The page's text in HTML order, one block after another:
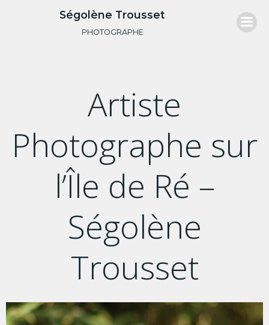
au
contenu
Ségolène Trousset
PHOTOGRAPHE
Artiste
Photographe sur
l’Île de Ré –
Ségolène
Trousset